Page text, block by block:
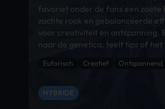
favoriet onder de fans een zoete
zachte rook en gebalanceerde
voor creativiteit en ontspanning.
naar de genetica, teelt tips of
Euforisch Creatief Ontspannend
HYBRIDE